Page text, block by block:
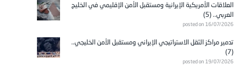
العلاقات الأمريكية الإيرانية ومستقبل الأمن الإقليمي في الخليج
العربي.. (5)
posted on 16/07/2026
تدمير مراكز الثقل الاستراتيجي الإيراني ومستقبل الأمن الخليجي..
(7)
posted on 19/07/2026